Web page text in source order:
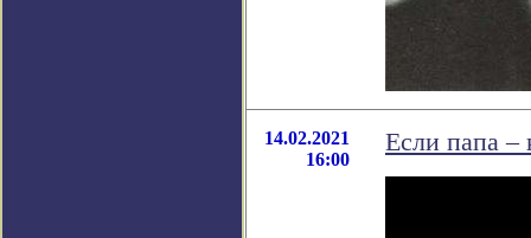
14.02.2021
16:00
Если папа –